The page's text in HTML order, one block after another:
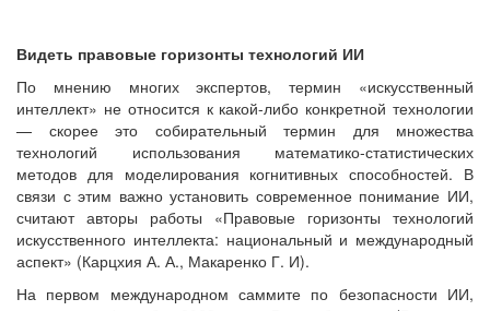
Видеть правовые горизонты технологий ИИ
По мнению многих экспертов, термин «искусственный
интеллект» не относится к какой-либо конкретной технологии
— скорее это собирательный термин для множества
технологий использования математико-статистических
методов для моделирования когнитивных способностей. В
связи с этим важно установить современное понимание ИИ,
считают авторы работы «Правовые горизонты технологий
искусственного интеллекта: национальный и международный
аспект» (Карцхия А. А., Макаренко Г. И).
На первом международном саммите по безопасности ИИ,